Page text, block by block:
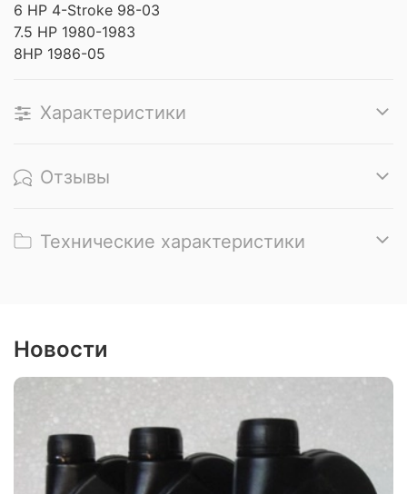
6 HP 4-Stroke 98-03
7.5 HP 1980-1983
8HP 1986-05
Характеристики
Отзывы
Технические характеристики
Новости